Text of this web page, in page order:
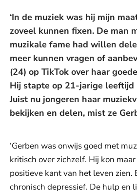
‘In de muziek was hij mijn
zoveel kunnen fixen. De man
muzikale fame had willen
meer kunnen vragen of
(24) op TikTok over haar
Hij stapte op 21-jarige leeftijd
Juist nu jongeren haar
bekijken en delen, mist ze
‘Gerben was onwijs goed met
kritisch over zichzelf. Hij kon
positieve kant van het leven zien.
chronisch depressief. De hulp en